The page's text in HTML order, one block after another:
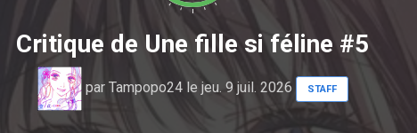
Critique de Une fille si féline #5
par Tampopo24le jeu. 9 juil. 2026 STAFF